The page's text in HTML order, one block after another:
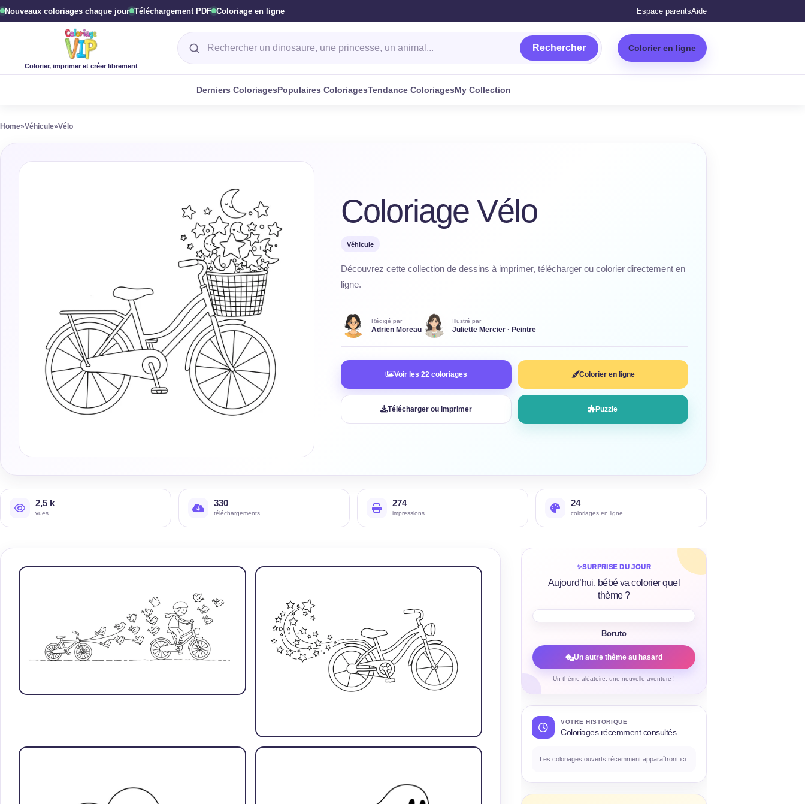
Nouveaux coloriages chaque jour Téléchargement PDF Coloriage en ligne Espace parentsAide
Colorier, imprimer et créer librement
Rechercher un coloriage
Rechercher Colorier en ligne
Derniers ColoriagesPopulaires ColoriagesTendance ColoriagesMy Collection
Home»Véhicule»Vélo
Coloriage Vélo
Véhicule
Découvrez cette collection de dessins à imprimer, télécharger ou colorier directement en
ligne.
Rédigé par
Adrien Moreau
Illustré par
Juliette Mercier · Peintre
Voir les 22 coloriages Colorier en ligne
Télécharger ou imprimer Puzzle
2,5 k
vues
330
téléchargements
274
impressions
24
coloriages en ligne
✨SURPRISE DU JOUR
Aujourd’hui, bébé va colorier quel
thème ?
Boruto
Un autre thème au hasard
Un thème aléatoire, une nouvelle aventure !
VOTRE HISTORIQUE
Coloriages récemment consultés
Les coloriages ouverts récemment apparaîtront ici.